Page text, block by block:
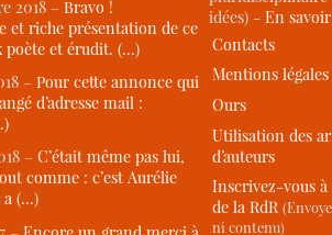
2018 –Bravo !
et riche présentation de ce
poète et érudit. (…)
–Pour cette annonce qui
d’adresse mail :
–C’était même pas lui,
comme : c’est Aurélie
a (…)
idées) -En
Contacts
Mentions légales
Ours
Utilisation des
d’auteurs
Inscrivez-vous
de la RdR
ni contenu)